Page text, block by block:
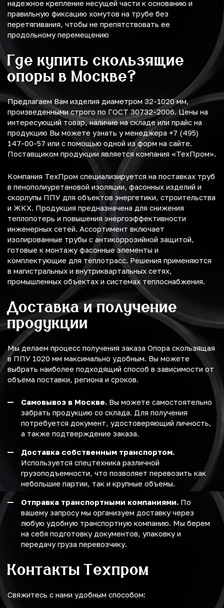
надежное крепление несущей части к основанию и
правильную фиксацию хомутов на трубе без
перетягивания, чтобы не препятствовать ее
продольному перемещению
Где купить скользящие
опоры в Москве?
Предлагаем Вам изделия диаметром 32-1020 мм,
произведенными строго по ГОСТ 30732-2006. Цены на
интересующий товар, наличие на складе или прайс на
продукцию Вы можете узнать у менеджера +7 (495)
147-00-57 или с помощью одной из форм на сайте.
Поставщиком продукции является компания «ТехПром».
Компания ТехПром специализируется на поставках труб
в пенополиуретановой изоляции, фасонных изделий и
скорлупы ППУ для объектов энергетики, строительства
и ЖКХ. Продукция предназначена для снижения
теплопотерь и повышения энергоэффективности
инженерных сетей. Ассортимент включает
изолированные трубы с антикоррозийной защитой,
готовые к монтажу фасонные элементы и
комплектующие для теплотрасс. Решения применяются
в магистральных и внутриквартальных сетях,
промышленных объектах и системах теплоснабжения.
Доставка и получение
продукции
Мы делаем процесс получения заказа Опора скользящая
в ППУ 1020 мм максимально удобным. Вы можете
выбрать наиболее подходящий способ в зависимости от
объёма поставки, региона и сроков.
Самовывоз в Москве. Вы можете самостоятельно
забрать продукцию со склада. Для получения
потребуется документ, удостоверяющий личность,
а также подтверждение заказа.
Доставка собственным транспортом.
Используется спецтехника различной
грузоподъемности, что позволяет перевозить как
небольшие партии, так и крупные объемы.
Отправка транспортными компаниями. По
вашему запросу мы организуем доставку через
любую удобную транспортную компанию. Мы берем
на себя подготовку документов, упаковку и
передачу груза перевозчику.
Контакты Техпром
Свяжитесь с нами удобным способом: